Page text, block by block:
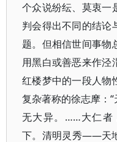
个众说纷纭、莫衷一
判会得出不同的结论
题。但相信世间事物
用黑白或善恶来作泾
红楼梦中的一段人物
复杂著称的徐志摩：
无大异。……大仁者
下。清明灵秀——天